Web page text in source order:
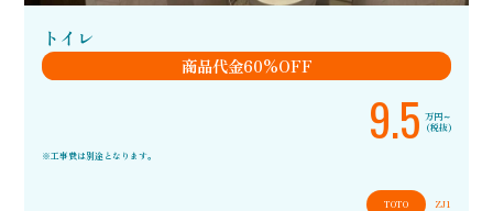
トイレ
商品代金60%OFF
9.5 万円～
(税抜)
※工事費は別途となります。
TOTO ZJ1